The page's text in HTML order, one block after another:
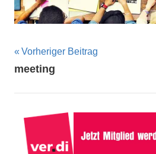
Beitragsnavigation
Vorheriger Beitrag
meeting